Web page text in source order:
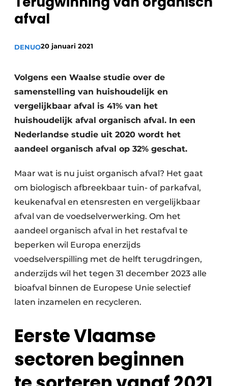
recyclingstroom in België
Vacature aanmelden
Safety First
Recyclinginstallaties
Detectieapparatuur
Persen
Stofbeheersing
Uitrustingsstukken
Shredders
Transportbanden
Zeven & Brekers
Bedrijfsafval
Elektronisch Afval
Glasrecyclage
Houtafval
afval
DENUO20 januari 2021
Volgens een Waalse studie over de
samenstelling van huishoudelijk en
vergelijkbaar afval is 41% van het
huishoudelijk afval organisch afval. In een
Nederlandse studie uit 2020 wordt het
aandeel organisch afval op 32% geschat.
Maar wat is nu juist organisch afval? Het gaat
om biologisch afbreekbaar tuin- of parkafval,
keukenafval en etensresten en vergelijkbaar
afval van de voedselverwerking. Om het
aandeel organisch afval in het restafval te
beperken wil Europa enerzijds
voedselverspilling met de helft terugdringen,
anderzijds wil het tegen 31 december 2023 alle
bioafval binnen de Europese Unie selectief
laten inzamelen en recycleren.
Eerste Vlaamse
sectoren beginnen